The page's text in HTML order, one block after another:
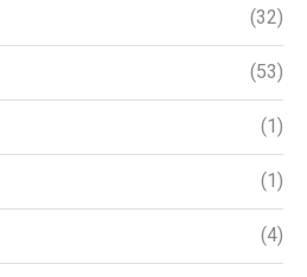
(32)
(53)
(1)
(1)
(4)